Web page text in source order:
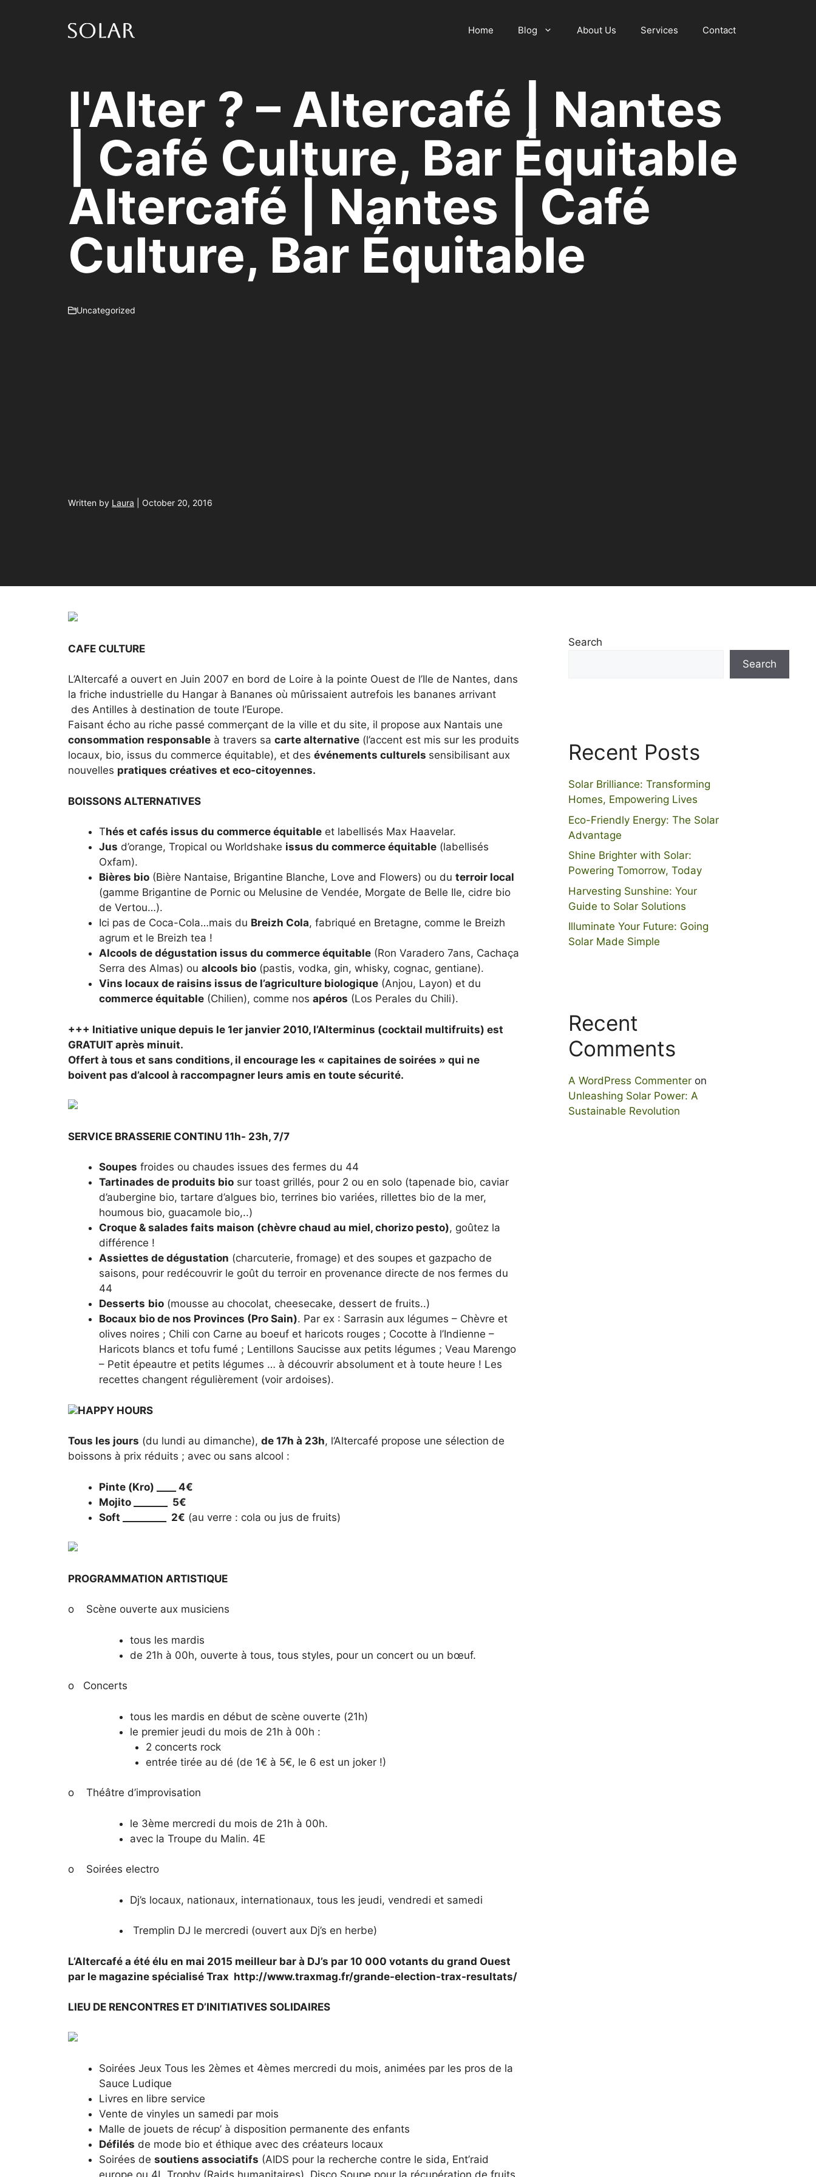
Home Blog About Us Services Contact
l'Alter ? – Altercafé | Nantes
| Café Culture, Bar Équitable
Altercafé | Nantes | Café
Culture, Bar Équitable
Uncategorized
Written by Laura | October 20, 2016
CAFE CULTURE
L’Altercafé a ouvert en Juin 2007 en bord de Loire à la pointe Ouest de l’Ile de Nantes, dans
la friche industrielle du Hangar à Bananes où mûrissaient autrefois les bananes arrivant
des Antilles à destination de toute l’Europe.
Faisant écho au riche passé commerçant de la ville et du site, il propose aux Nantais une
consommation responsable à travers sa carte alternative (l’accent est mis sur les produits
locaux, bio, issus du commerce équitable), et des événements culturels sensibilisant aux
nouvelles pratiques créatives et eco-citoyennes.
BOISSONS ALTERNATIVES
Thés et cafés issus du commerce équitable et labellisés Max Haavelar.
Jus d’orange, Tropical ou Worldshake issus du commerce équitable (labellisés
Oxfam).
Bières bio (Bière Nantaise, Brigantine Blanche, Love and Flowers) ou du terroir local
(gamme Brigantine de Pornic ou Melusine de Vendée, Morgate de Belle Ile, cidre bio
de Vertou…).
Ici pas de Coca-Cola…mais du Breizh Cola, fabriqué en Bretagne, comme le Breizh
agrum et le Breizh tea !
Alcools de dégustation issus du commerce équitable (Ron Varadero 7ans, Cachaça
Serra des Almas) ou alcools bio (pastis, vodka, gin, whisky, cognac, gentiane).
Vins locaux de raisins issus de l’agriculture biologique (Anjou, Layon) et du
commerce équitable (Chilien), comme nos apéros (Los Perales du Chili).
+++ Initiative unique depuis le 1er janvier 2010, l’Alterminus (cocktail multifruits) est
GRATUIT après minuit.
Offert à tous et sans conditions, il encourage les « capitaines de soirées » qui ne
boivent pas d’alcool à raccompagner leurs amis en toute sécurité.
SERVICE BRASSERIE CONTINU 11h- 23h, 7/7
Soupes froides ou chaudes issues des fermes du 44
Tartinades de produits bio sur toast grillés, pour 2 ou en solo (tapenade bio, caviar
d’aubergine bio, tartare d’algues bio, terrines bio variées, rillettes bio de la mer,
houmous bio, guacamole bio,..)
Croque & salades faits maison (chèvre chaud au miel, chorizo pesto), goûtez la
différence !
Assiettes de dégustation (charcuterie, fromage) et des soupes et gazpacho de
saisons, pour redécouvrir le goût du terroir en provenance directe de nos fermes du
44
Desserts bio (mousse au chocolat, cheesecake, dessert de fruits..)
Bocaux bio de nos Provinces (Pro Sain). Par ex : Sarrasin aux légumes – Chèvre et
olives noires ; Chili con Carne au boeuf et haricots rouges ; Cocotte à l’Indienne –
Haricots blancs et tofu fumé ; Lentillons Saucisse aux petits légumes ; Veau Marengo
– Petit épeautre et petits légumes … à découvrir absolument et à toute heure ! Les
recettes changent régulièrement (voir ardoises).
HAPPY HOURS
Tous les jours (du lundi au dimanche), de 17h à 23h, l’Altercafé propose une sélection de
boissons à prix réduits ; avec ou sans alcool :
Pinte (Kro) ____ 4€
Mojito _______ 5€
Soft _________ 2€ (au verre : cola ou jus de fruits)
PROGRAMMATION ARTISTIQUE
o Scène ouverte aux musiciens
tous les mardis
de 21h à 00h, ouverte à tous, tous styles, pour un concert ou un bœuf.
o Concerts
tous les mardis en début de scène ouverte (21h)
le premier jeudi du mois de 21h à 00h :
2 concerts rock
entrée tirée au dé (de 1€ à 5€, le 6 est un joker !)
o Théâtre d’improvisation
le 3ème mercredi du mois de 21h à 00h.
avec la Troupe du Malin. 4E
o Soirées electro
Dj’s locaux, nationaux, internationaux, tous les jeudi, vendredi et samedi
Tremplin DJ le mercredi (ouvert aux Dj’s en herbe)
L’Altercafé a été élu en mai 2015 meilleur bar à DJ’s par 10 000 votants du grand Ouest
par le magazine spécialisé Trax http://www.traxmag.fr/grande-election-trax-resultats/
LIEU DE RENCONTRES ET D’INITIATIVES SOLIDAIRES
Soirées Jeux Tous les 2èmes et 4èmes mercredi du mois, animées par les pros de la
Sauce Ludique
Livres en libre service
Vente de vinyles un samedi par mois
Malle de jouets de récup’ à disposition permanente des enfants
Défilés de mode bio et éthique avec des créateurs locaux
Soirées de soutiens associatifs (AIDS pour la recherche contre le sida, Ent’raid
europe ou 4L Trophy (Raids humanitaires), Disco Soupe pour la récupération de fruits
Search
Search
Recent Posts
Solar Brilliance: Transforming
Homes, Empowering Lives
Eco-Friendly Energy: The Solar
Advantage
Shine Brighter with Solar:
Powering Tomorrow, Today
Harvesting Sunshine: Your
Guide to Solar Solutions
Illuminate Your Future: Going
Solar Made Simple
Recent
Comments
A WordPress Commenter on
Unleashing Solar Power: A
Sustainable Revolution